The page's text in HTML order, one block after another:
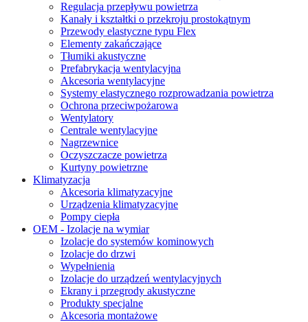
Regulacja przepływu powietrza
Kanały i kształtki o przekroju prostokątnym
Przewody elastyczne typu Flex
Elementy zakańczające
Tłumiki akustyczne
Prefabrykacja wentylacyjna
Akcesoria wentylacyjne
Systemy elastycznego rozprowadzania powietrza
Ochrona przeciwpożarowa
Wentylatory
Centrale wentylacyjne
Nagrzewnice
Oczyszczacze powietrza
Kurtyny powietrzne
Klimatyzacja
Akcesoria klimatyzacyjne
Urządzenia klimatyzacyjne
Pompy ciepła
OEM - Izolacje na wymiar
Izolacje do systemów kominowych
Izolacje do drzwi
Wypełnienia
Izolacje do urządzeń wentylacyjnych
Ekrany i przegrody akustyczne
Produkty specjalne
Akcesoria montażowe